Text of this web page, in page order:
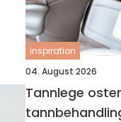
inspiration
04. August 2026
Tannlege osterøy